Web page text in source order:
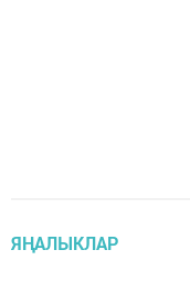
ЯҢАЛЫКЛАР